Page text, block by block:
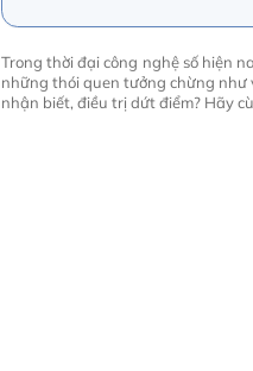
Trong thời đại công nghệ số hiện
những thói quen tưởng chừng
nhận biết, điều trị dứt điểm? Hãy